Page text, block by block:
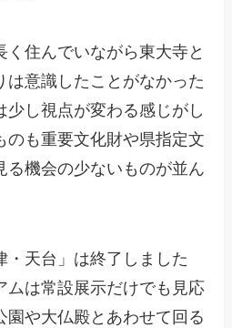
く住んでいながら東大寺と
は意識したことがなかった
少し視点が変わる感じがし
のも重要文化財や県指定文
る機会の少ないものが並ん
・天台」は終了しました
ムは常設展示だけでも見応
園や大仏殿とあわせて回る